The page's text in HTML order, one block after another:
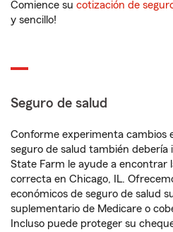
Comience su cotización de
y sencillo!
Seguro de salud
Conforme experimenta cambios
seguro de salud también
State Farm le ayude a encontrar
correcta en Chicago, IL.
económicos de seguro de salud
suplementario de Medicare o
Incluso puede proteger su